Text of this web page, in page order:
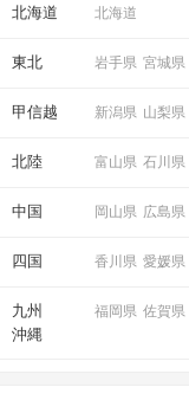
北海道 北海道
東北 岩手県 宮城県
甲信越 新潟県 山梨県
北陸 富山県 石川県
中国 岡山県 広島県
四国 香川県 愛媛県
九州
沖縄
福岡県 佐賀県